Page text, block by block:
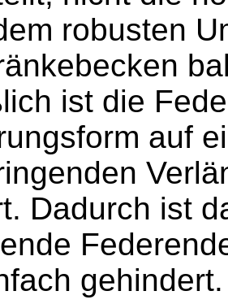
robusten
ist die
auf
Dadurch ist
gehindert.